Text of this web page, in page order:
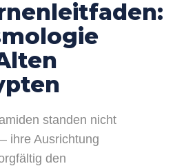
standen nicht
ihre Ausrichtung
den